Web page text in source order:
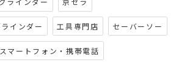
インダー 工具専門店 セーバーソー
スマートフォン・携帯電話